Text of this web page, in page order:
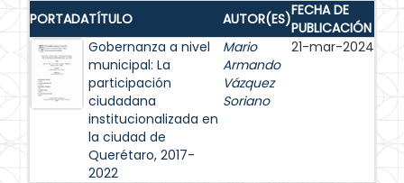
PORTADATÍTULO AUTOR(ES)FECHA DE
PUBLICACIÓN
Gobernanza a nivel
municipal: La
participación
ciudadana
institucionalizada en
la ciudad de
Querétaro, 2017-
2022
Mario
Armando
Vázquez
Soriano
21-mar-2024